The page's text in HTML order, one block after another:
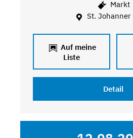
Markt
St.
Auf meine
Liste
Detail